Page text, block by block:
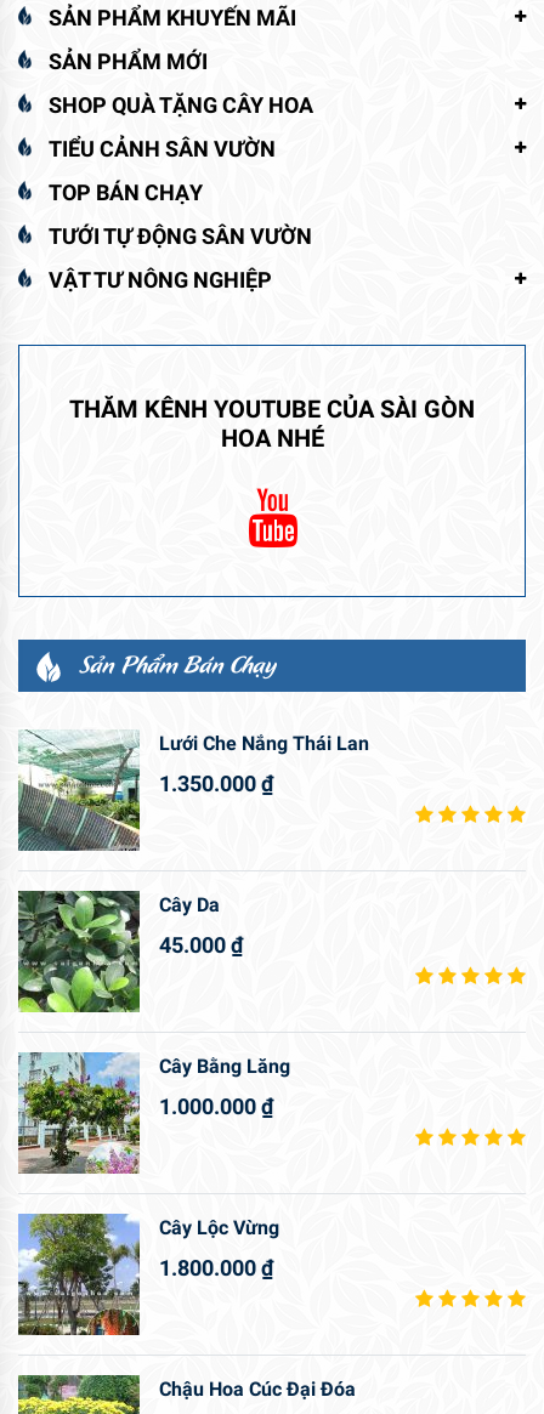
SẢN PHẨM KHUYẾN MÃI
SẢN PHẨM MỚI
SHOP QUÀ TẶNG CÂY HOA
TIỂU CẢNH SÂN VƯỜN
TOP BÁN CHẠY
TƯỚI TỰ ĐỘNG SÂN VƯỜN
VẬT TƯ NÔNG NGHIỆP
THĂM KÊNH YOUTUBE CỦA SÀI GÒN
HOA NHÉ
Sản Phẩm Bán Chạy
Lưới Che Nắng Thái Lan
1.350.000₫
Cây Da
45.000₫
Cây Bằng Lăng
1.000.000₫
Cây Lộc Vừng
1.800.000₫
Chậu Hoa Cúc Đại Đóa